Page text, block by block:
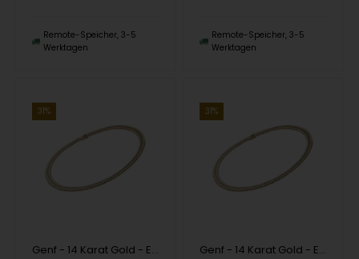
Remote-Speicher, 3-5
Werktagen
Remote-Speicher, 3-5
Werktagen
31%
Genf - 14 Karat Gold - Erhältlich in verschiedenen Breiten und Längen
31%
Genf - 14 Karat Gold - Erhältlich in verschiedenen Breiten und Längen